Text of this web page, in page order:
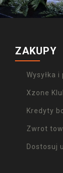
ZAKUPY
Wysyłka i
Xzone
Kredyty
Zwrot
Dostosuj